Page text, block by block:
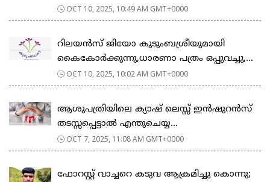
OCT 10, 2025, 10:49 AM GMT+0000
റിലയൻസ് ജിയോ കുടുംബശ്രീയുമായി
കൈകോർക്കുന്നു,ധാരണാ പത്രം ഒപ്പുവച്ചു,...
OCT 10, 2025, 10:02 AM GMT+0000
ആശുപത്രിയിലെ ക്യാഷ് ലെസ്സ് ഇന്‍ഷുറന്‍സ്
തടസ്സപ്പെട്ടാല്‍ എന്തുചെയ്യ...
OCT 7, 2025, 11:08 AM GMT+0000
ഫോറസ്റ്റ് വാച്ചറെ കടുവ ആക്രമിച്ചു കൊന്നു;